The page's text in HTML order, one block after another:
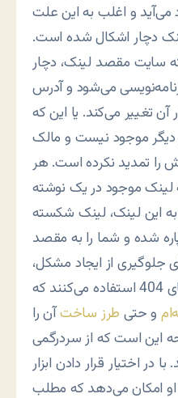
و اغلب به این علت
دچار اشکال شده است.
سایت مقصد لینک، دچار
می‌شود و آدرس
تغییر می‌کند. یا این که
موجود نیست و مالک
را تمدید نکرده است. هر
لینک موجود در یک نوشته
این لینک، لینک شکسته
شده و شما را به مقصد
جلوگیری از ایجاد مشکل،
از صفحه اختصاصی خطای 404 استفاده می‌کنند که
و حتی طرز ساختآن را
این است که از سردرگمی
در اختیار قرار دادن ابزار
امکان می‌دهد که مطلب